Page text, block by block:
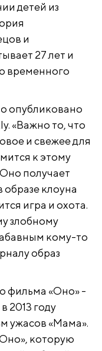
детей из
и
27 лет и
временного
опубликовано
«Важно то, что
и свежее для
к этому
получает
клоуна
игра и охота.
злобному
кому-то
образ
фильма «Оно» -
2013 году
ужасов «Мама».
которую